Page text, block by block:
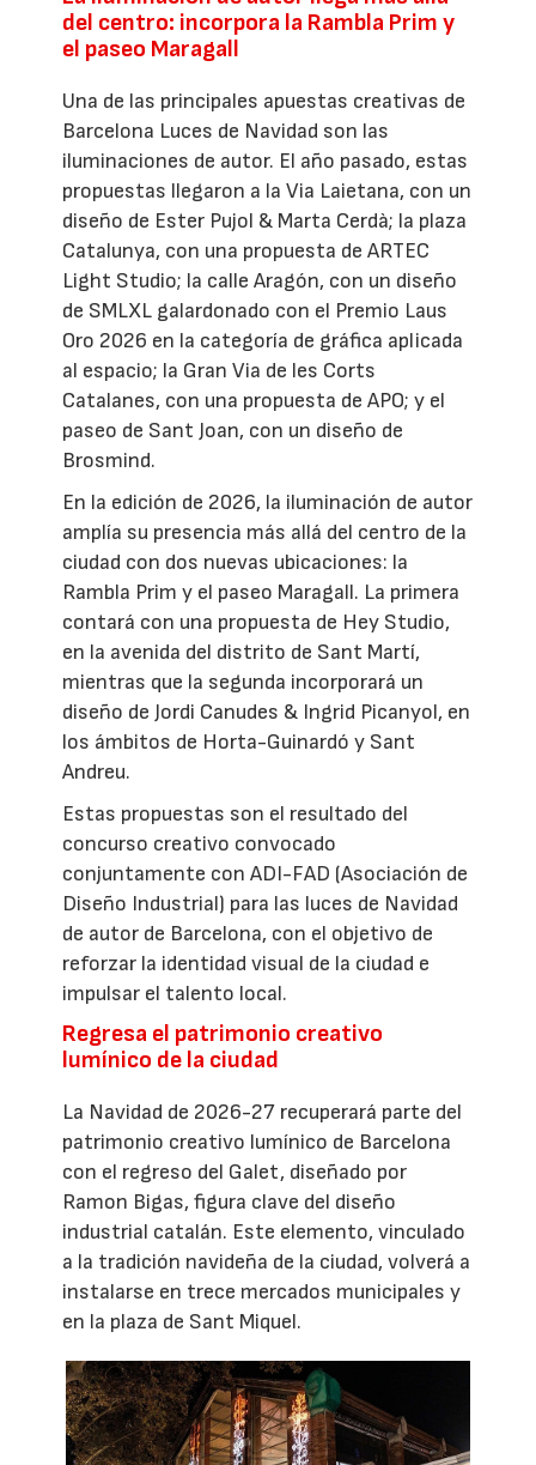
del centro: incorpora la Rambla Prim y
el paseo Maragall
Una de las principales apuestas creativas de
Barcelona Luces de Navidad son las
iluminaciones de autor. El año pasado, estas
propuestas llegaron a la Via Laietana, con un
diseño de Ester Pujol & Marta Cerdà; la plaza
Catalunya, con una propuesta de ARTEC
Light Studio; la calle Aragón, con un diseño
de SMLXL galardonado con el Premio Laus
Oro 2026 en la categoría de gráfica aplicada
al espacio; la Gran Via de les Corts
Catalanes, con una propuesta de APO; y el
paseo de Sant Joan, con un diseño de
Brosmind.
En la edición de 2026, la iluminación de autor
amplía su presencia más allá del centro de la
ciudad con dos nuevas ubicaciones: la
Rambla Prim y el paseo Maragall. La primera
contará con una propuesta de Hey Studio,
en la avenida del distrito de Sant Martí,
mientras que la segunda incorporará un
diseño de Jordi Canudes & Ingrid Picanyol, en
los ámbitos de Horta-Guinardó y Sant
Andreu.
Estas propuestas son el resultado del
concurso creativo convocado
conjuntamente con ADI-FAD (Asociación de
Diseño Industrial) para las luces de Navidad
de autor de Barcelona, con el objetivo de
reforzar la identidad visual de la ciudad e
impulsar el talento local.
Regresa el patrimonio creativo
lumínico de la ciudad
La Navidad de 2026-27 recuperará parte del
patrimonio creativo lumínico de Barcelona
con el regreso del Galet, diseñado por
Ramon Bigas, figura clave del diseño
industrial catalán. Este elemento, vinculado
a la tradición navideña de la ciudad, volverá a
instalarse en trece mercados municipales y
en la plaza de Sant Miquel.